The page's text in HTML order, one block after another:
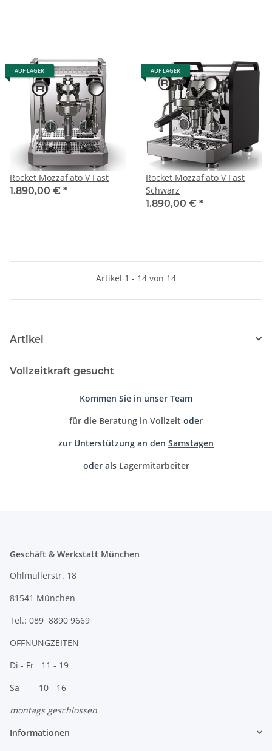
AUF LAGER
Rocket Mozzafiato V Fast
1.890,00 € *
AUF LAGER
Rocket Mozzafiato V Fast
Schwarz
1.890,00 € *
Artikel 1 - 14 von 14
Artikel
Vollzeitkraft gesucht
Kommen Sie in unser Team
für die Beratung in Vollzeit oder
zur Unterstützung an den Samstagen
oder als Lagermitarbeiter
Geschäft & Werkstatt München
Ohlmüllerstr. 18
81541 München
Tel.: 089 8890 9669
ÖFFNUNGZEITEN
Di - Fr 11 - 19
Sa 10 - 16
montags geschlossen
Informationen